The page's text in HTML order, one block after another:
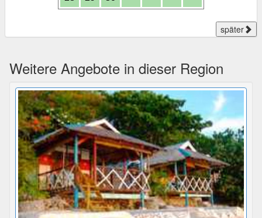
später
Weitere Angebote in dieser Region